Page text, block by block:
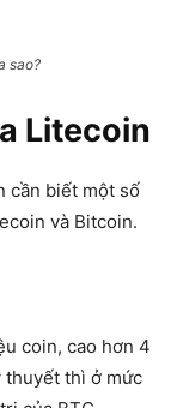
sao?
Litecoin
cần biết một số
và Bitcoin.
coin, cao hơn 4
thuyết thì ở mức